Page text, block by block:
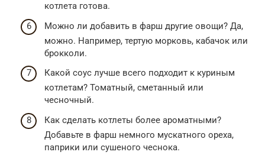
котлета готова.
Можно ли добавить в фарш другие овощи? Да,
можно. Например, тертую морковь, кабачок или
брокколи.
Какой соус лучше всего подходит к куриным
котлетам? Томатный, сметанный или
чесночный.
Как сделать котлеты более ароматными?
Добавьте в фарш немного мускатного ореха,
паприки или сушеного чеснока.